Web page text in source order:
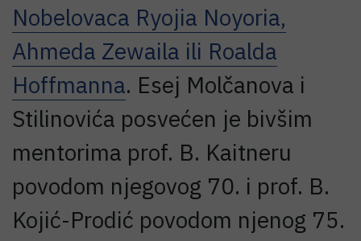
Nobelovaca Ryojia Noyoria,
Ahmeda Zewaila ili Roalda
Hoffmanna. Esej Molčanova i
Stilinovića posvećen je bivšim
mentorima prof. B. Kaitneru
povodom njegovog 70. i prof. B.
Kojić-Prodić povodom njenog 75.